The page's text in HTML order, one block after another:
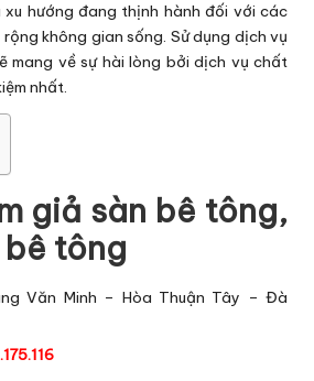
hướng đang thịnh hành đối với các
không gian sống. Sử dụng dịch vụ
mang về sự hài lòng bởi dịch vụ chất
nhất.
giả sàn bê tông,
tông
Văn Minh – Hòa Thuận Tây – Đà